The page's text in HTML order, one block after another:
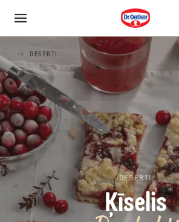
DESERTI
DESERTI
Ķīselis